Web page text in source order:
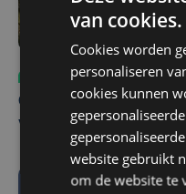
Sport
ma 3
Champions League leeft
voor tickets Union -
van cookies.
Cookies worden
personaliseren
cookies kunnen
website gebruikt
om de website te